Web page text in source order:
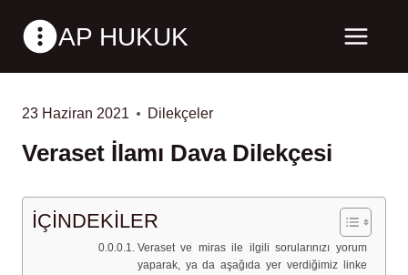
AP HUKUK
23 Haziran 2021 Dilekçeler
Veraset İlamı Dava Dilekçesi
İÇİNDEKİLER
Veraset ve miras ile ilgili sorularınızı yorum
yaparak, ya da aşağıda yer verdiğimiz linke